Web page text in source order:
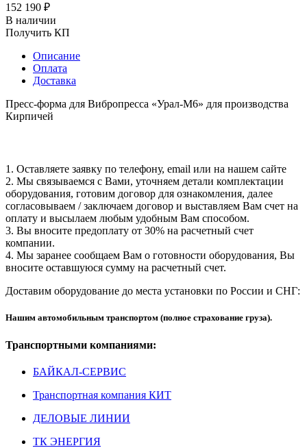
152 190 ₽
В наличии
Получить КП
Описание
Оплата
Доставка
Пресс-форма для Вибропресса «Урал-М6» для производства
Кирпичей
1. Оставляете заявку по телефону, email или на нашем сайте
2. Мы связываемся с Вами, уточняем детали комплектации
оборудования, готовим договор для ознакомления, далее
согласовываем / заключаем договор и выставляем Вам счет на
оплату и высылаем любым удобным Вам способом.
3. Вы вносите предоплату от 30% на расчетный счет
компании.
4. Мы заранее сообщаем Вам о готовности оборудования, Вы
вносите оставшуюся сумму на расчетный счет.
Доставим оборудование до места установки по России и СНГ:
Нашим автомобильным транспортом (полное страхование груза).
Транспортными компаниями:
БАЙКАЛ-СЕРВИС
Транспортная компания КИТ
ДЕЛОВЫЕ ЛИНИИ
ТК ЭНЕРГИЯ